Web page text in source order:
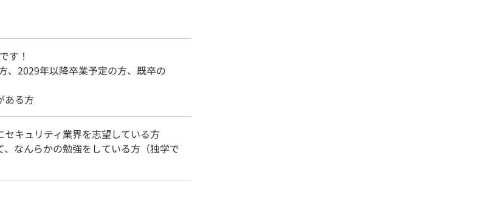
す！
、2029年以降卒業予定の方、既卒の
ある方
セキュリティ業界を志望している方
、なんらかの勉強をしている方（独学で